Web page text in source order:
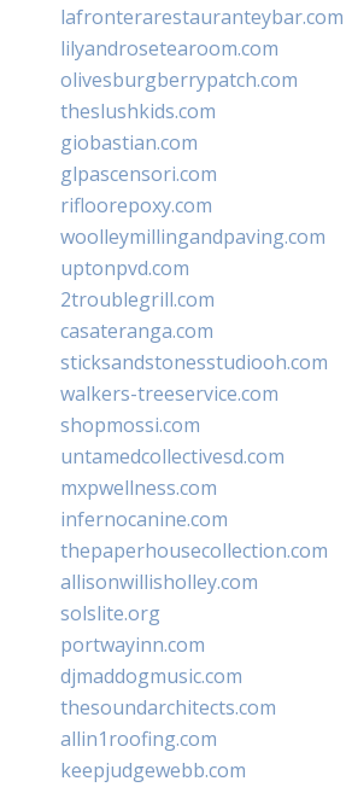
lafronterarestauranteybar.com
lilyandrosetearoom.com
olivesburgberrypatch.com
theslushkids.com
giobastian.com
glpascensori.com
rifloorepoxy.com
woolleymillingandpaving.com
uptonpvd.com
2troublegrill.com
casateranga.com
sticksandstonesstudiooh.com
walkers-treeservice.com
shopmossi.com
untamedcollectivesd.com
mxpwellness.com
infernocanine.com
thepaperhousecollection.com
allisonwillisholley.com
solslite.org
portwayinn.com
djmaddogmusic.com
thesoundarchitects.com
allin1roofing.com
keepjudgewebb.com